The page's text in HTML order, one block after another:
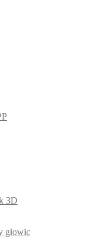
3D
głowic